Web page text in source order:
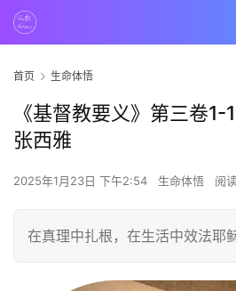
首页 生命体悟
《基督教要义》第三卷1-
张西雅
2025年1月23日 下午2:54 生命体悟 阅
在真理中扎根，在生活中效法耶